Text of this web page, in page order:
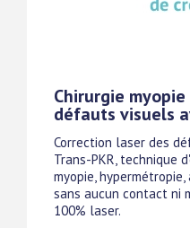
Chirurgie
défauts visuels
Correction laser des
Trans-PKR, technique
myopie,
sans aucun contact ni
100% laser.